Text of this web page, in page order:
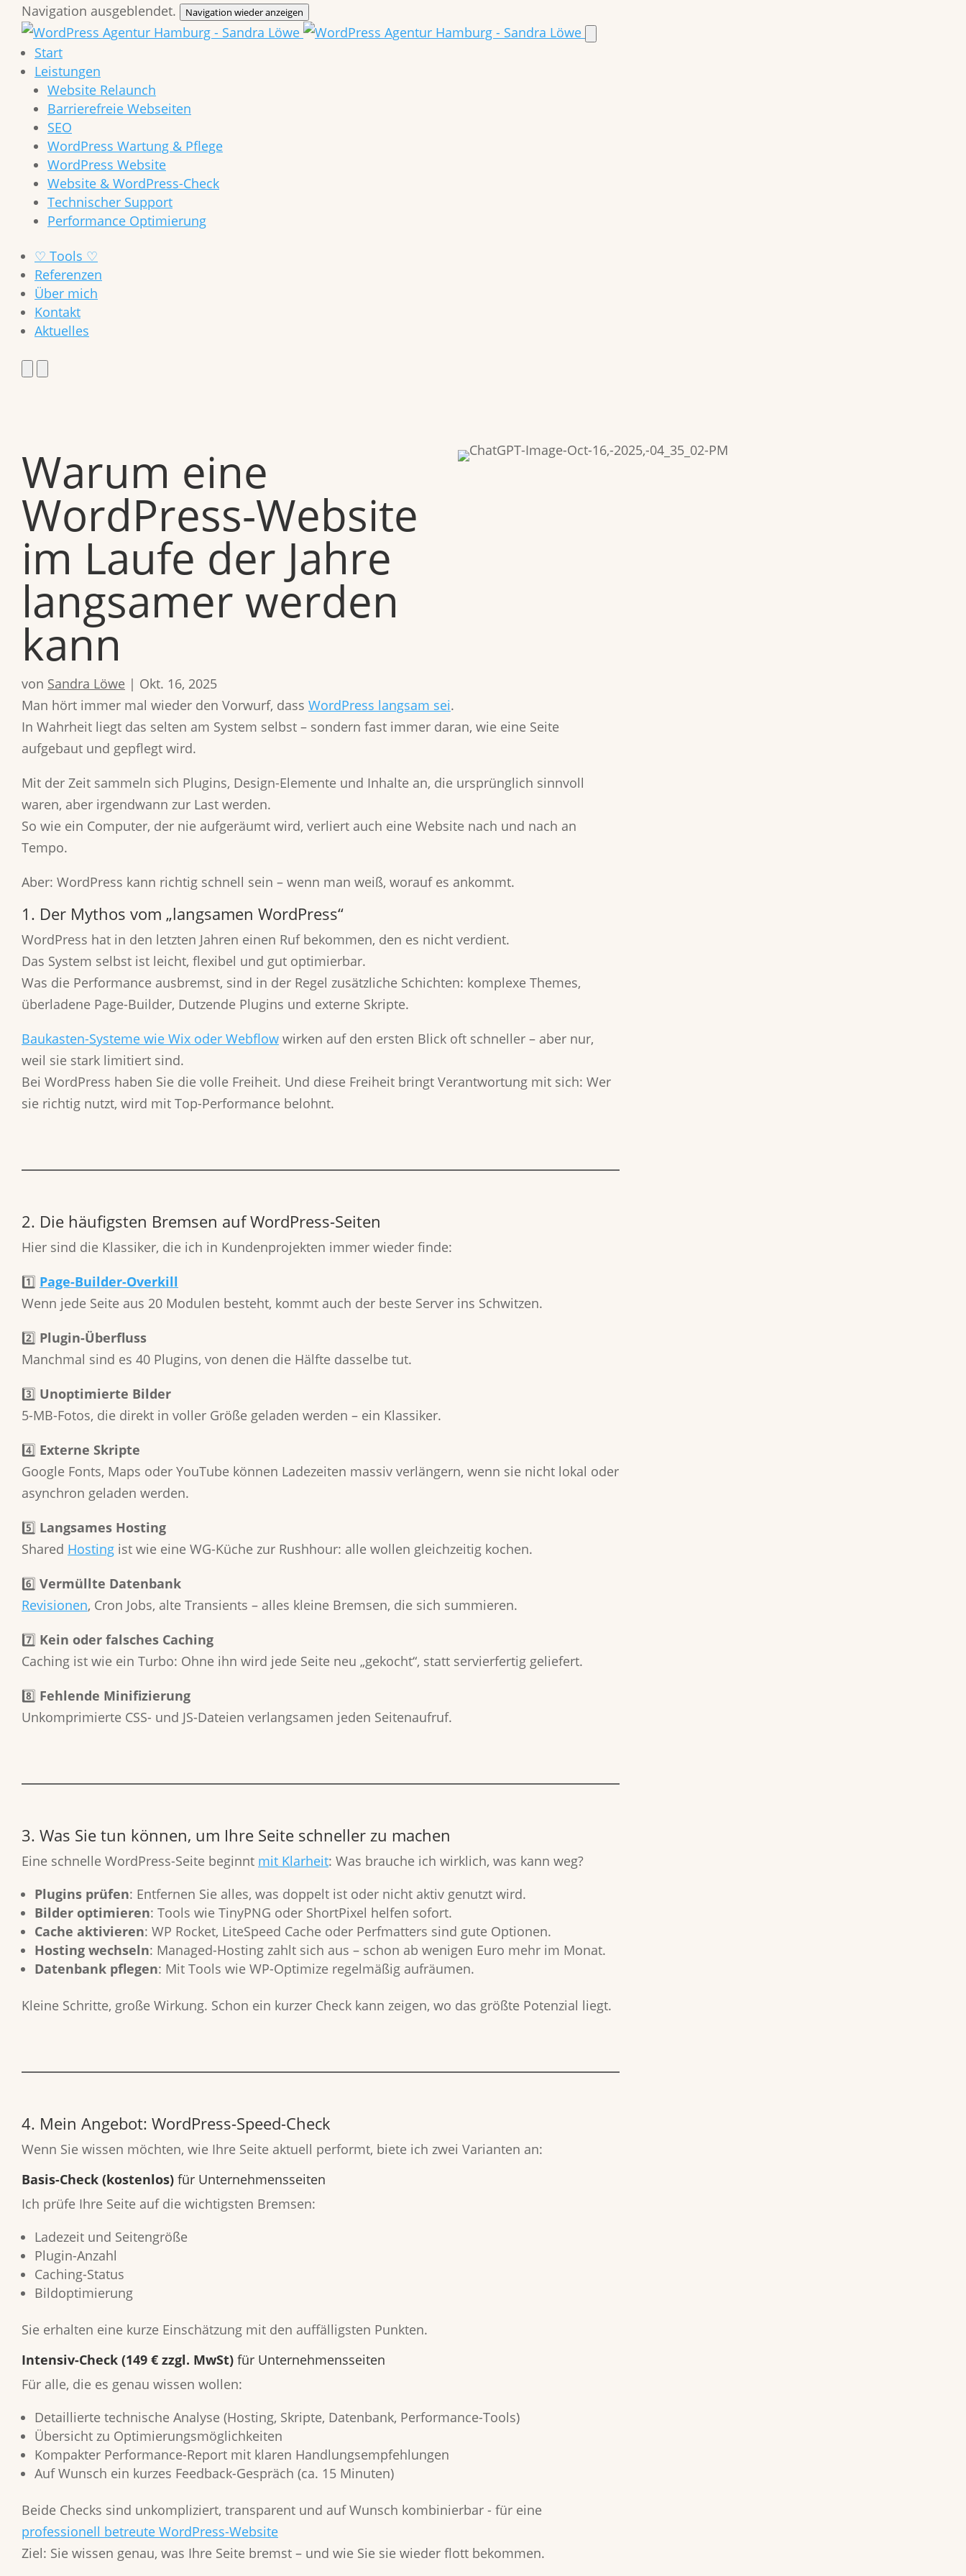
Navigation ausgeblendet. Navigation wieder anzeigen
Start
Leistungen
Website Relaunch
Barrierefreie Webseiten
SEO
WordPress Wartung & Pflege
WordPress Website
Website & WordPress-Check
Technischer Support
Performance Optimierung
♡ Tools ♡
Referenzen
Über mich
Kontakt
Aktuelles
Warum eine
WordPress-Website
im Laufe der Jahre
langsamer werden
kann
von Sandra Löwe | Okt. 16, 2025
Man hört immer mal wieder den Vorwurf, dass WordPress langsam sei.
In Wahrheit liegt das selten am System selbst – sondern fast immer daran, wie eine Seite
aufgebaut und gepflegt wird.
Mit der Zeit sammeln sich Plugins, Design-Elemente und Inhalte an, die ursprünglich sinnvoll
waren, aber irgendwann zur Last werden.
So wie ein Computer, der nie aufgeräumt wird, verliert auch eine Website nach und nach an
Tempo.
Aber: WordPress kann richtig schnell sein – wenn man weiß, worauf es ankommt.
1. Der Mythos vom „langsamen WordPress“
WordPress hat in den letzten Jahren einen Ruf bekommen, den es nicht verdient.
Das System selbst ist leicht, flexibel und gut optimierbar.
Was die Performance ausbremst, sind in der Regel zusätzliche Schichten: komplexe Themes,
überladene Page-Builder, Dutzende Plugins und externe Skripte.
Baukasten-Systeme wie Wix oder Webflow wirken auf den ersten Blick oft schneller – aber nur,
weil sie stark limitiert sind.
Bei WordPress haben Sie die volle Freiheit. Und diese Freiheit bringt Verantwortung mit sich: Wer
sie richtig nutzt, wird mit Top-Performance belohnt.
2. Die häufigsten Bremsen auf WordPress-Seiten
Hier sind die Klassiker, die ich in Kundenprojekten immer wieder finde:
1️⃣ Page-Builder-Overkill
Wenn jede Seite aus 20 Modulen besteht, kommt auch der beste Server ins Schwitzen.
2️⃣ Plugin-Überfluss
Manchmal sind es 40 Plugins, von denen die Hälfte dasselbe tut.
3️⃣ Unoptimierte Bilder
5-MB-Fotos, die direkt in voller Größe geladen werden – ein Klassiker.
4️⃣ Externe Skripte
Google Fonts, Maps oder YouTube können Ladezeiten massiv verlängern, wenn sie nicht lokal oder
asynchron geladen werden.
5️⃣ Langsames Hosting
Shared Hosting ist wie eine WG-Küche zur Rushhour: alle wollen gleichzeitig kochen.
6️⃣ Vermüllte Datenbank
Revisionen, Cron Jobs, alte Transients – alles kleine Bremsen, die sich summieren.
7️⃣ Kein oder falsches Caching
Caching ist wie ein Turbo: Ohne ihn wird jede Seite neu „gekocht“, statt servierfertig geliefert.
8️⃣ Fehlende Minifizierung
Unkomprimierte CSS- und JS-Dateien verlangsamen jeden Seitenaufruf.
3. Was Sie tun können, um Ihre Seite schneller zu machen
Eine schnelle WordPress-Seite beginnt mit Klarheit: Was brauche ich wirklich, was kann weg?
Plugins prüfen: Entfernen Sie alles, was doppelt ist oder nicht aktiv genutzt wird.
Bilder optimieren: Tools wie TinyPNG oder ShortPixel helfen sofort.
Cache aktivieren: WP Rocket, LiteSpeed Cache oder Perfmatters sind gute Optionen.
Hosting wechseln: Managed-Hosting zahlt sich aus – schon ab wenigen Euro mehr im Monat.
Datenbank pflegen: Mit Tools wie WP-Optimize regelmäßig aufräumen.
Kleine Schritte, große Wirkung. Schon ein kurzer Check kann zeigen, wo das größte Potenzial liegt.
4. Mein Angebot: WordPress-Speed-Check
Wenn Sie wissen möchten, wie Ihre Seite aktuell performt, biete ich zwei Varianten an:
Basis-Check (kostenlos) für Unternehmensseiten
Ich prüfe Ihre Seite auf die wichtigsten Bremsen:
Ladezeit und Seitengröße
Plugin-Anzahl
Caching-Status
Bildoptimierung
Sie erhalten eine kurze Einschätzung mit den auffälligsten Punkten.
Intensiv-Check (149 € zzgl. MwSt) für Unternehmensseiten
Für alle, die es genau wissen wollen:
Detaillierte technische Analyse (Hosting, Skripte, Datenbank, Performance-Tools)
Übersicht zu Optimierungsmöglichkeiten
Kompakter Performance-Report mit klaren Handlungsempfehlungen
Auf Wunsch ein kurzes Feedback-Gespräch (ca. 15 Minuten)
Beide Checks sind unkompliziert, transparent und auf Wunsch kombinierbar - für eine
professionell betreute WordPress-Website
Ziel: Sie wissen genau, was Ihre Seite bremst – und wie Sie sie wieder flott bekommen.